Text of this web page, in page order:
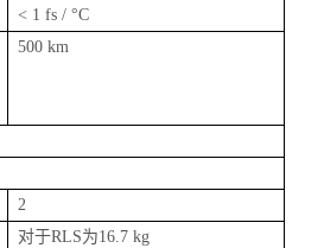
< 1 fs / °C
500 km
2
对于RLS为16.7 kg